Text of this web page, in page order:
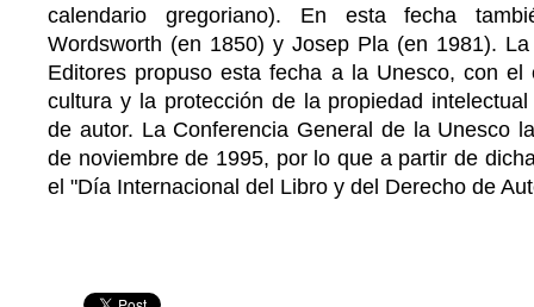
calendario gregoriano). En esta fecha
Wordsworth (en 1850) y Josep Pla (en 1981).
Editores propuso esta fecha a la Unesco, con el
cultura y la protección de la propiedad
de autor. La Conferencia General de la Unesco
de noviembre de 1995, por lo que a partir de
el "Día Internacional del Libro y del Derecho de